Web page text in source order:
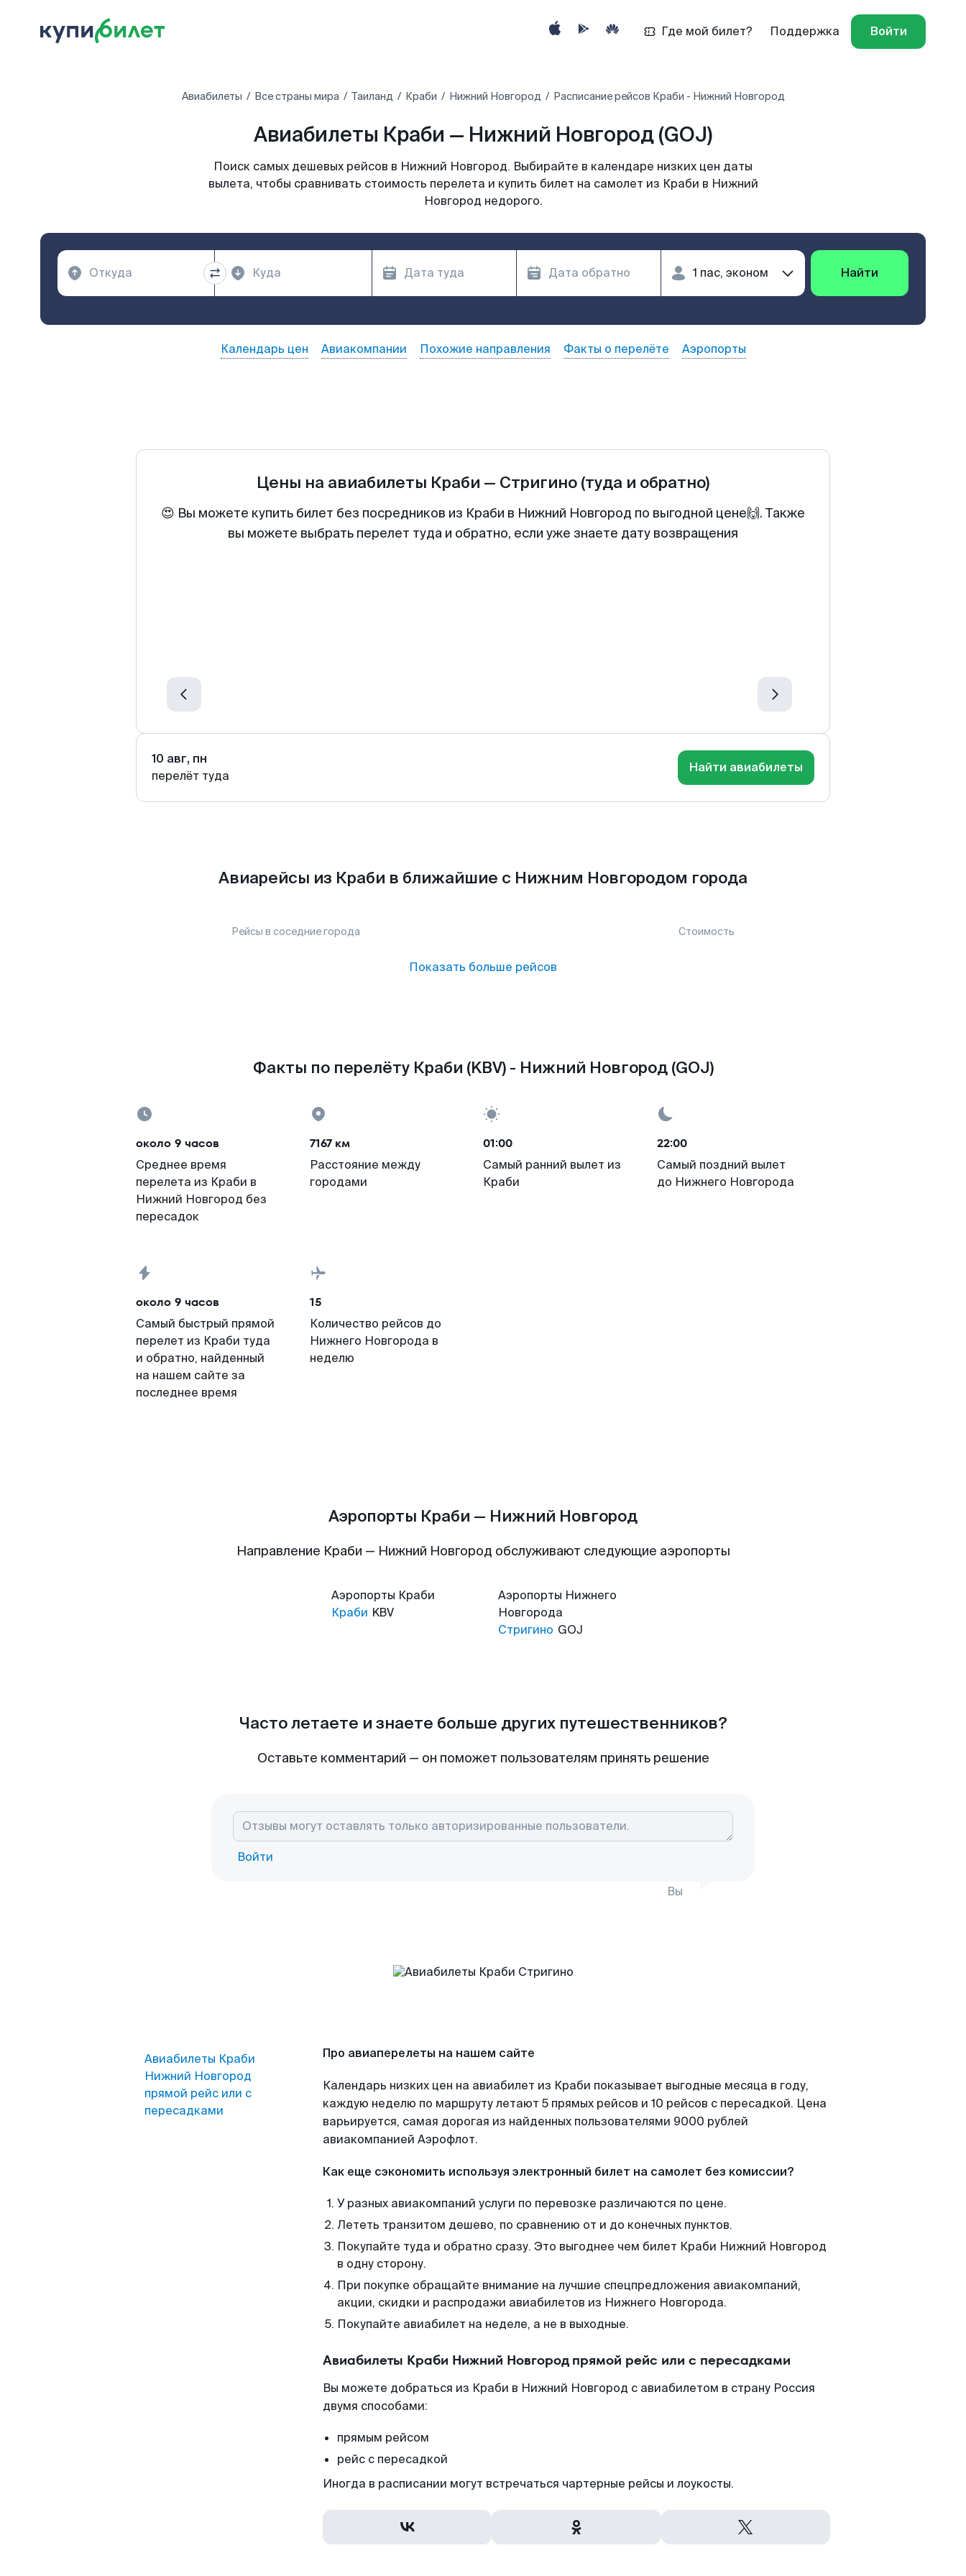
Где мой билет? Поддержка Войти
Авиабилеты Все страны мира Таиланд Краби Нижний Новгород Расписание рейсов Краби - Нижний Новгород
Авиабилеты Краби — Нижний Новгород (GOJ)
Поиск самых дешевых рейсов в Нижний Новгород. Выбирайте в календаре низких цен даты
вылета, чтобы сравнивать стоимость перелета и купить билет на самолет из Краби в Нижний
Новгород недорого.
Найти
Календарь цен Авиакомпании Похожие направления Факты о перелёте Аэропорты
Цены на авиабилеты Краби — Стригино (туда и обратно)
😍 Вы можете купить билет без посредников из Краби в Нижний Новгород по выгодной цене🙌. Также
вы можете выбрать перелет туда и обратно, если уже знаете дату возвращения
10 авг, пн
перелёт туда
Найти авиабилеты
Авиарейсы из Краби в ближайшие с Нижним Новгородом города
Рейсы в соседние города Стоимость
Показать больше рейсов
Факты по перелёту Краби (KBV) - Нижний Новгород (GOJ)
около 9 часов
Среднее время
перелета из Краби в
Нижний Новгород без
пересадок
7167 км
Расстояние между
городами
01:00
Самый ранний вылет из
Краби
22:00
Самый поздний вылет
до Нижнего Новгорода
около 9 часов
Самый быстрый прямой
перелет из Краби туда
и обратно, найденный
на нашем сайте за
последнее время
15
Количество рейсов до
Нижнего Новгорода в
неделю
Аэропорты Краби — Нижний Новгород
Направление Краби — Нижний Новгород обслуживают следующие аэропорты
Аэропорты Краби
Краби KBV
Аэропорты Нижнего
Новгорода
Стригино GOJ
Часто летаете и знаете больше других путешественников?
Оставьте комментарий — он поможет пользователям принять решение
Войти
Вы
Авиабилеты Краби
Нижний Новгород
прямой рейс или с
пересадками
Про авиаперелеты на нашем сайте
Календарь низких цен на авиабилет из Краби показывает выгодные месяца в году,
каждую неделю по маршруту летают 5 прямых рейсов и 10 рейсов с пересадкой. Цена
варьируется, самая дорогая из найденных пользователями 9000 рублей
авиакомпанией Аэрофлот.
Как еще сэкономить используя электронный билет на самолет без комиссии?
У разных авиакомпаний услуги по перевозке различаются по цене.
Лететь транзитом дешево, по сравнению от и до конечных пунктов.
Покупайте туда и обратно сразу. Это выгоднее чем билет Краби Нижний Новгород
в одну сторону.
При покупке обращайте внимание на лучшие спецпредложения авиакомпаний,
акции, скидки и распродажи авиабилетов из Нижнего Новгорода.
Покупайте авиабилет на неделе, а не в выходные.
Авиабилеты Краби Нижний Новгород прямой рейс или с пересадками
Вы можете добраться из Краби в Нижний Новгород с авиабилетом в страну Россия
двумя способами:
прямым рейсом
рейс с пересадкой
Иногда в расписании могут встречаться чартерные рейсы и лоукосты.